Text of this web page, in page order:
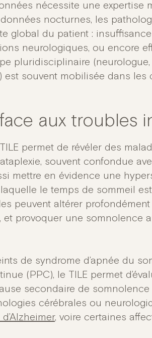
nécessite une expertise
nocturnes, les
global du patient :
neurologiques, ou encore
pluridisciplinaire (neurologue,
souvent mobilisée dans les
aux troubles
permet de révéler des
souvent confondue
mettre en évidence une
le temps de sommeil
peuvent altérer
et provoquer une somnolence
de syndrome d’apnée du
(PPC), le TILE permet
secondaire de somnolence
cérébrales ou
, voire certaines